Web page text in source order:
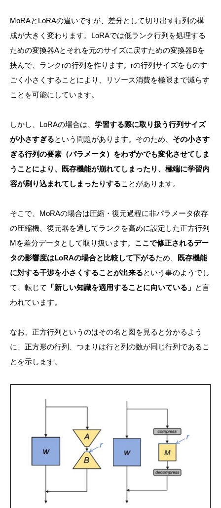
MoRAとLoRAの違いですが、差分として切り出す行列の構
成が大きく変わります。LoRAでは低ランク行列を処理する
ための変換器Aとそれを元のサイズに戻すための変換器Bを
挟んで、ランクrの行列を作ります。rの行列サイズをものす
ごく小さくすることにより、リソース消費を極限まで減らす
ことを可能にしています。
しかし、LoRAの場合は、 学習する際に取り扱う行列サイズ
が小さすぎるという問題があります。そのため、 その小さす
ぎる行列の要素（パラメータ）をわずかでも変化させてしま
うことにより、既存機能が崩れてしまったり、極端に学習内
容が刷り込まれてしまったりすることがあります。
そこで、MoRAの場合は圧縮・復元過程に非パラメータ依存
の圧縮機、復元器を通してランクを高めに設定した正方行列
Mを差分データとして取り扱います。 ここで修正されるデー
タの影響度はLoRAの場合と比較して下がるため、
既存機能
に対する干渉を小さくすることが出来るという事のようでし
て、転じて
「新しい知識を適用することに向いている」 と言
われています。
なお、正方行列というのはその名と図を見ると分かるよう
に、正方形の行列、つまりは行と列の数が同じ行列であるこ
とを示します。